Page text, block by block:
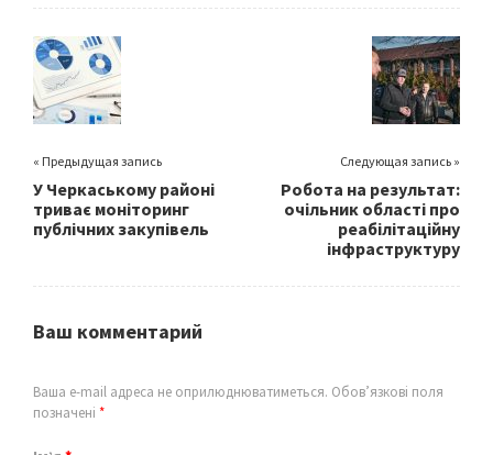
o
o
k
er
« Предыдущая запись
У Черкаському районі
триває моніторинг
публічних закупівель
Следующая запись »
Робота на результат:
очільник області про
реабілітаційну
інфраструктуру
Ваш комментарий
Ваша e-mail адреса не оприлюднюватиметься. Обов’язкові поля
позначені *